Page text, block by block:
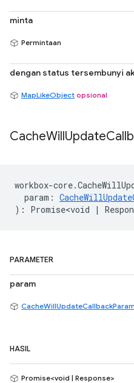
minta
Permintaan
dengan status tersembunyi
MapLikeObject opsional
CacheWillUpdate
workbox-core.
param :
) : Promise<void |
PARAMETER
param
CacheWillUpdateCallbackParam
HASIL
Promise<void | Response>